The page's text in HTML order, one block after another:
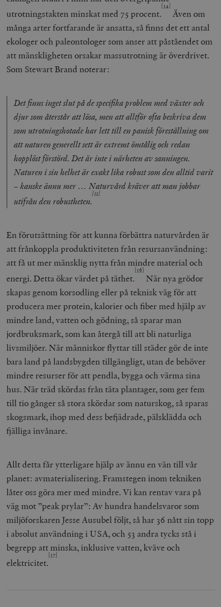
utrotningstakten minskat med 75 procent.
[14]
Även om
många arter fortfarande är ansatta, så finns det ett antal
ekologer och paleontologer som anser att påståendet om
att mänskligheten orsakar massutrotning är överdrivet.
Som Stewart Brand noterar:
Det finns inget slut på de specifika problem med växter och
djur som återstår att lösa, men att alltför ofta beskriva dem
som utrotningshotade har lett till en panisk föreställning om
att naturen generellt sett är extremt ömtålig och redan
hopplöst förstörd. Det är inte i närheten av sanningen.
Naturen i sin helhet är exakt lika robust som den alltid varit
– kanske ännu mer … Naturvård kräver att man jobbar
utifrån den robustheten.
[15]
En förutsättning för att kunna förbättra naturvården är
att frånkoppla produktiviteten från resursanvändning:
att få ut mer mänsklig nytta från mindre material och
energi. Detta ökar värdet på täthet.
[16]
När nya grödor
skapas genom korsodling eller på teknisk väg för att
producera mer protein, kalorier och fiber med hjälp av
mindre land, vatten och gödning, så sparar man
jordbruksmark, som kan återgå till att bli naturliga
livsmiljöer. När människor flyttar till städer gör de inte
bara land på landsbygden tillgängligt, utan de behöver
mindre resurser för att pendla, bygga och värma sina
hus. När träd skördas från täta plantager, som ger fem
till tio gånger så stora skördar som naturskog, så sparas
skogsmark, ihop med dess befjädrade, pälsklädda och
fjälliga invånare.
Allt detta får ytterligare hjälp av ännu en vän till vår
planet: avmaterialisering. Framstegen inom tekniken
låter oss göra mer med mindre. Vi kan rentav vara på
väg mot ”peak prylar”: Av hundra handelsvaror som
miljöforskaren Jesse Ausubel följt, så har 36 nått sin topp
i absolut användning i USA, och 53 andra tycks stå i
begrepp att minska, inklusive vatten, kväve och
elektricitet.
[17]